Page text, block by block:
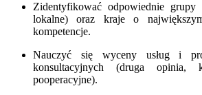
Zidentyfikować odpowiednie
lokalne) oraz kraje o
kompetencje.
Nauczyć się wyceny usług i
konsultacyjnych (druga opinia,
pooperacyjne).